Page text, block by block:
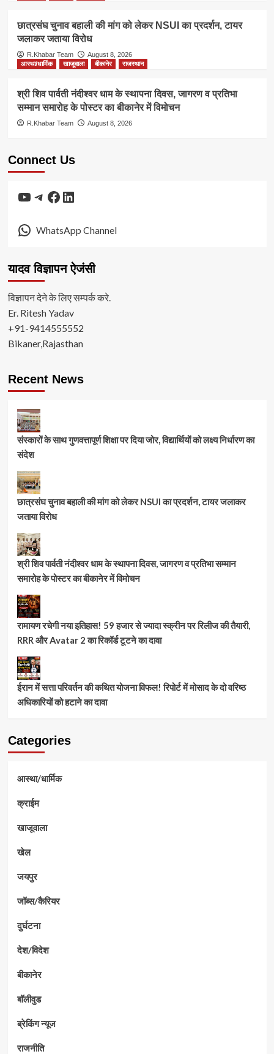
छात्रसंघ चुनाव बहाली की मांग को लेकर NSUI का प्रदर्शन, टायर
जलाकर जताया विरोध
R.Khabar Team
August 8, 2026
आस्था/धार्मिक
खाजूवाला बीकानेर राजस्थान
श्री शिव पार्वती नंदीश्वर धाम के स्थापना दिवस, जागरण व प्रतिभा
सम्मान समारोह के पोस्टर का बीकानेर में विमोचन
R.Khabar Team August 8, 2026
Connect Us
YouTube
Telegram
Facebook
LinkedIn
WhatsApp Channel
यादव विज्ञापन ऐजंसी
विज्ञापन देने के लिए सम्पर्क करे.
Er. Ritesh Yadav
+91-9414555552
Bikaner,Rajasthan
Recent News
संस्कारों के साथ गुणवत्तापूर्ण शिक्षा पर दिया जोर, विद्यार्थियों को लक्ष्य निर्धारण का
संदेश
छात्रसंघ चुनाव बहाली की मांग को लेकर NSUI का प्रदर्शन, टायर जलाकर
जताया विरोध
श्री शिव पार्वती नंदीश्वर धाम के स्थापना दिवस, जागरण व प्रतिभा सम्मान
समारोह के पोस्टर का बीकानेर में विमोचन
रामायण रचेगी नया इतिहास! 59 हजार से ज्यादा स्क्रीन पर रिलीज की तैयारी,
RRR और Avatar 2 का रिकॉर्ड टूटने का दावा
ईरान में सत्ता परिवर्तन की कथित योजना विफल! रिपोर्ट में मोसाद के दो वरिष्ठ
अधिकारियों को हटाने का दावा
Categories
आस्था/धार्मिक
क्राईम
खाजूवाला
खेल
जयपुर
जॉब्स/कैरियर
दुर्घटना
देश/विदेश
बीकानेर
बॉलीवुड
ब्रेकिंग न्यूज
राजनीति